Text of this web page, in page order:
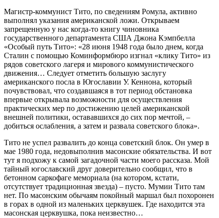
Магистр-коммунист Тито, по сведениям Ромула, активно
выполнял указания американской ложи. Открываем
запрещенную у нас когда-то книгу чиновника
государственного департамента США Джона Кэмпбелла
«Особый путь Тито»: «28 июня 1948 года было днем, когда
Сталин с помощью Коминформбюро изгнал «клику Тито» из
рядов советского лагеря и мирового коммунистического
движения… Следует отметить большую заслугу
американского посла в Югославии У. Кеннона, который
почувствовал, что создавшаяся в тот период обстановка
впервые открывала возможности для осуществления
практических мер по достижению целей американской
внешней политики, остававшихся до сих пор мечтой, –
добиться ослабления, а затем и развала советского блока».
Тито не успел развалить до конца советский блок. Он умер в
мае 1980 года, недовыполнив масонские обязательства. И вот
тут я подхожу к самой загадочной части моего рассказа. Мой
тайный югославский друг доверительно сообщил, что в
бетонном саркофаге мемориала (на котором, кстати,
отсутствует традиционная звезда) – пусто. Мумии Тито там
нет. По масонским обычаям покойный маршал был похоронен
в горах в одной из маленьких церквушек. Где находится эта
масонская церквушка, пока неизвестно…